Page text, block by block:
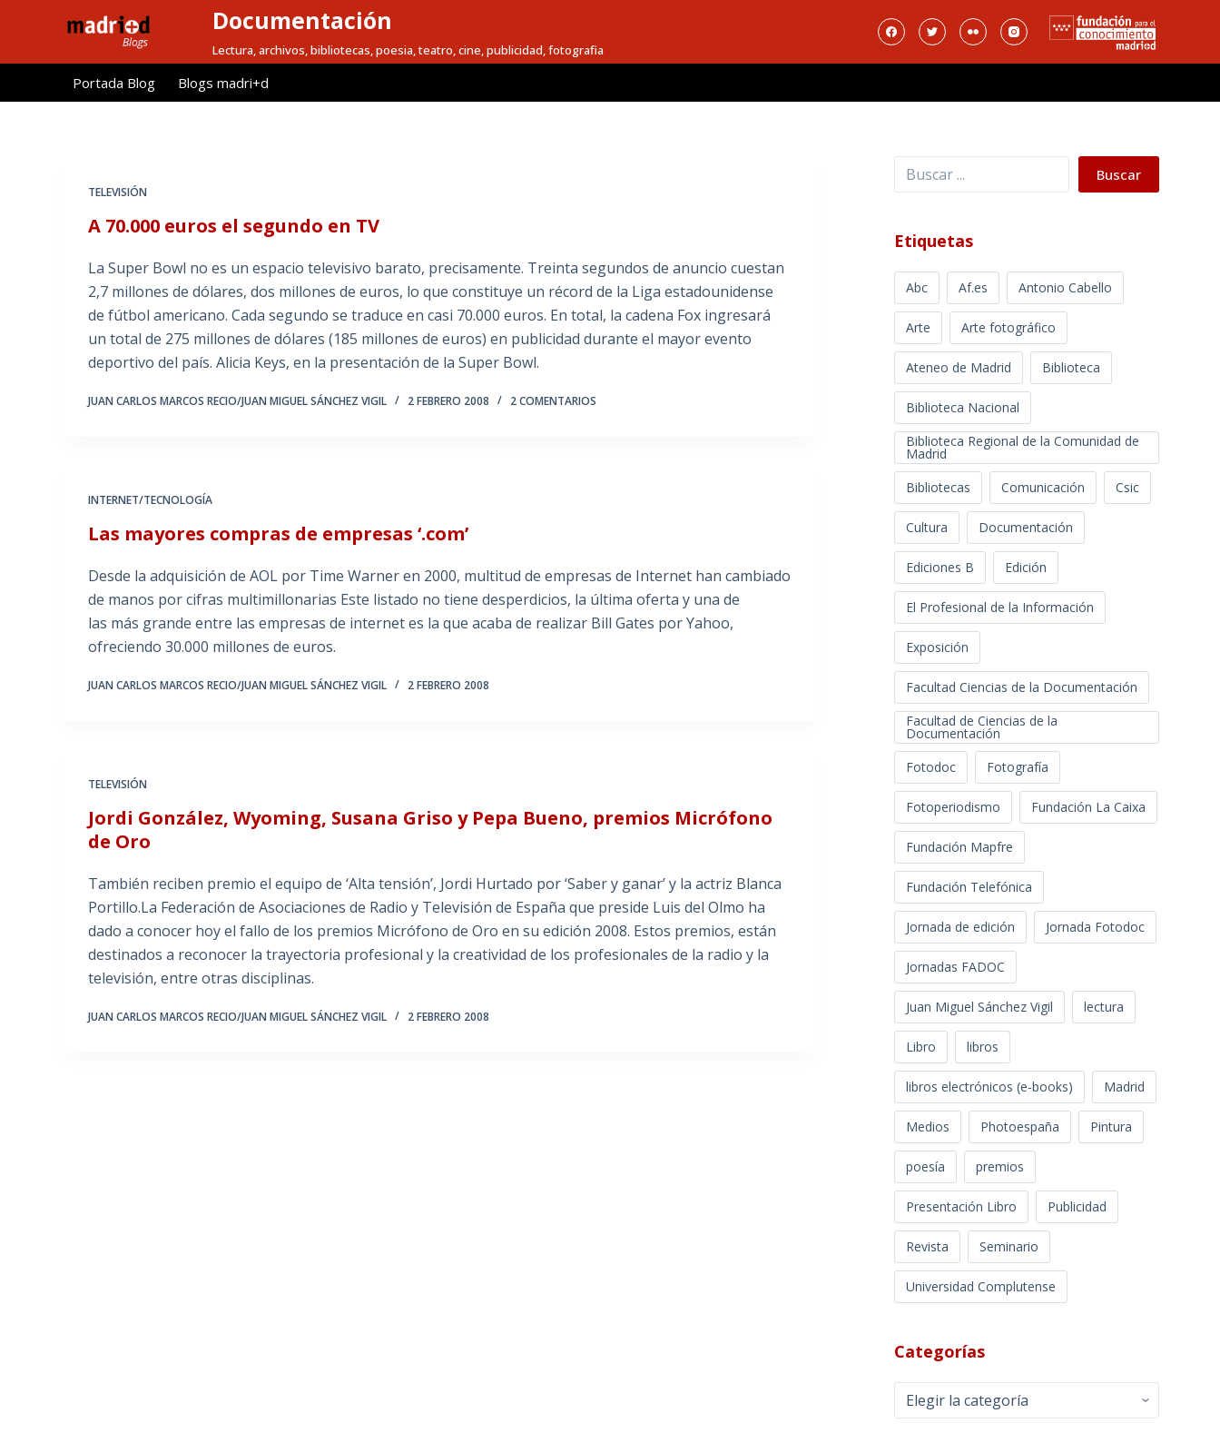
l
Documentación
Lectura, archivos, bibliotecas, poesia, teatro, cine, publicidad, fotografia
Portada Blog Blogs madri+d
TELEVISIÓN
A 70.000 euros el segundo en TV
La Super Bowl no es un espacio televisivo barato, precisamente. Treinta segundos de anuncio cuestan
2,7 millones de dólares, dos millones de euros, lo que constituye un récord de la Liga estadounidense
de fútbol americano. Cada segundo se traduce en casi 70.000 euros. En total, la cadena Fox ingresará
un total de 275 millones de dólares (185 millones de euros) en publicidad durante el mayor evento
deportivo del país. Alicia Keys, en la presentación de la Super Bowl.
JUAN CARLOS MARCOS RECIO/JUAN MIGUEL SÁNCHEZ VIGIL 2 FEBRERO 2008 2 COMENTARIOS
INTERNET/TECNOLOGÍA
Las mayores compras de empresas ‘.com’
Desde la adquisición de AOL por Time Warner en 2000, multitud de empresas de Internet han cambiado
de manos por cifras multimillonarias Este listado no tiene desperdicios, la última oferta y una de
las más grande entre las empresas de internet es la que acaba de realizar Bill Gates por Yahoo,
ofreciendo 30.000 millones de euros.
JUAN CARLOS MARCOS RECIO/JUAN MIGUEL SÁNCHEZ VIGIL 2 FEBRERO 2008
TELEVISIÓN
Jordi González, Wyoming, Susana Griso y Pepa Bueno, premios Micrófono
de Oro
También reciben premio el equipo de ‘Alta tensión’, Jordi Hurtado por ‘Saber y ganar’ y la actriz Blanca
Portillo.La Federación de Asociaciones de Radio y Televisión de España que preside Luis del Olmo ha
dado a conocer hoy el fallo de los premios Micrófono de Oro en su edición 2008. Estos premios, están
destinados a reconocer la trayectoria profesional y la creatividad de los profesionales de la radio y la
televisión, entre otras disciplinas.
JUAN CARLOS MARCOS RECIO/JUAN MIGUEL SÁNCHEZ VIGIL 2 FEBRERO 2008
Buscar Buscar
Etiquetas
Abc Af.es Antonio Cabello
Arte Arte fotográfico
Ateneo de Madrid Biblioteca
Biblioteca Nacional
Biblioteca Regional de la Comunidad de
Madrid
Bibliotecas
Comunicación Csic
Cultura Documentación
Ediciones B Edición
El Profesional de la Información
Exposición
Facultad Ciencias de la Documentación
Facultad de Ciencias de la
Documentación
Fotodoc
Fotografía
Fotoperiodismo Fundación La Caixa
Fundación Mapfre
Fundación Telefónica
Jornada de edición Jornada Fotodoc
Jornadas FADOC
Juan Miguel Sánchez Vigil lectura
Libro libros
libros electrónicos (e-books) Madrid
Medios Photoespaña Pintura
poesía premios
Presentación Libro Publicidad
Revista Seminario
Universidad Complutense
Categorías
Categorías